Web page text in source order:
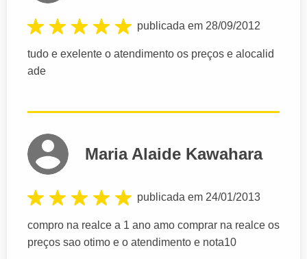
publicada em 28/09/2012
tudo e exelente o atendimento os preços e alocalid
ade
Maria Alaide Kawahara
publicada em 24/01/2013
compro na realce a 1 ano amo comprar na realce os
preços sao otimo e o atendimento e nota10